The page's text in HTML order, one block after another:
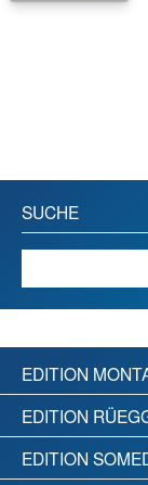
SUCHE
EDITION
EDITION
EDITION